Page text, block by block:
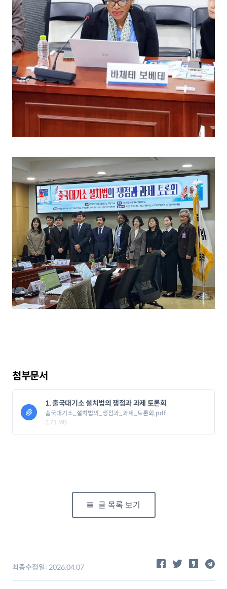
첨부문서
1. 출국대기소 설치법의 쟁점과 과제 토론회
출국대기소_설치법의_쟁점과_과제_토론회.pdf
3.71 MB
글 목록 보기
최종수정일: 2026.04.07 공유하기